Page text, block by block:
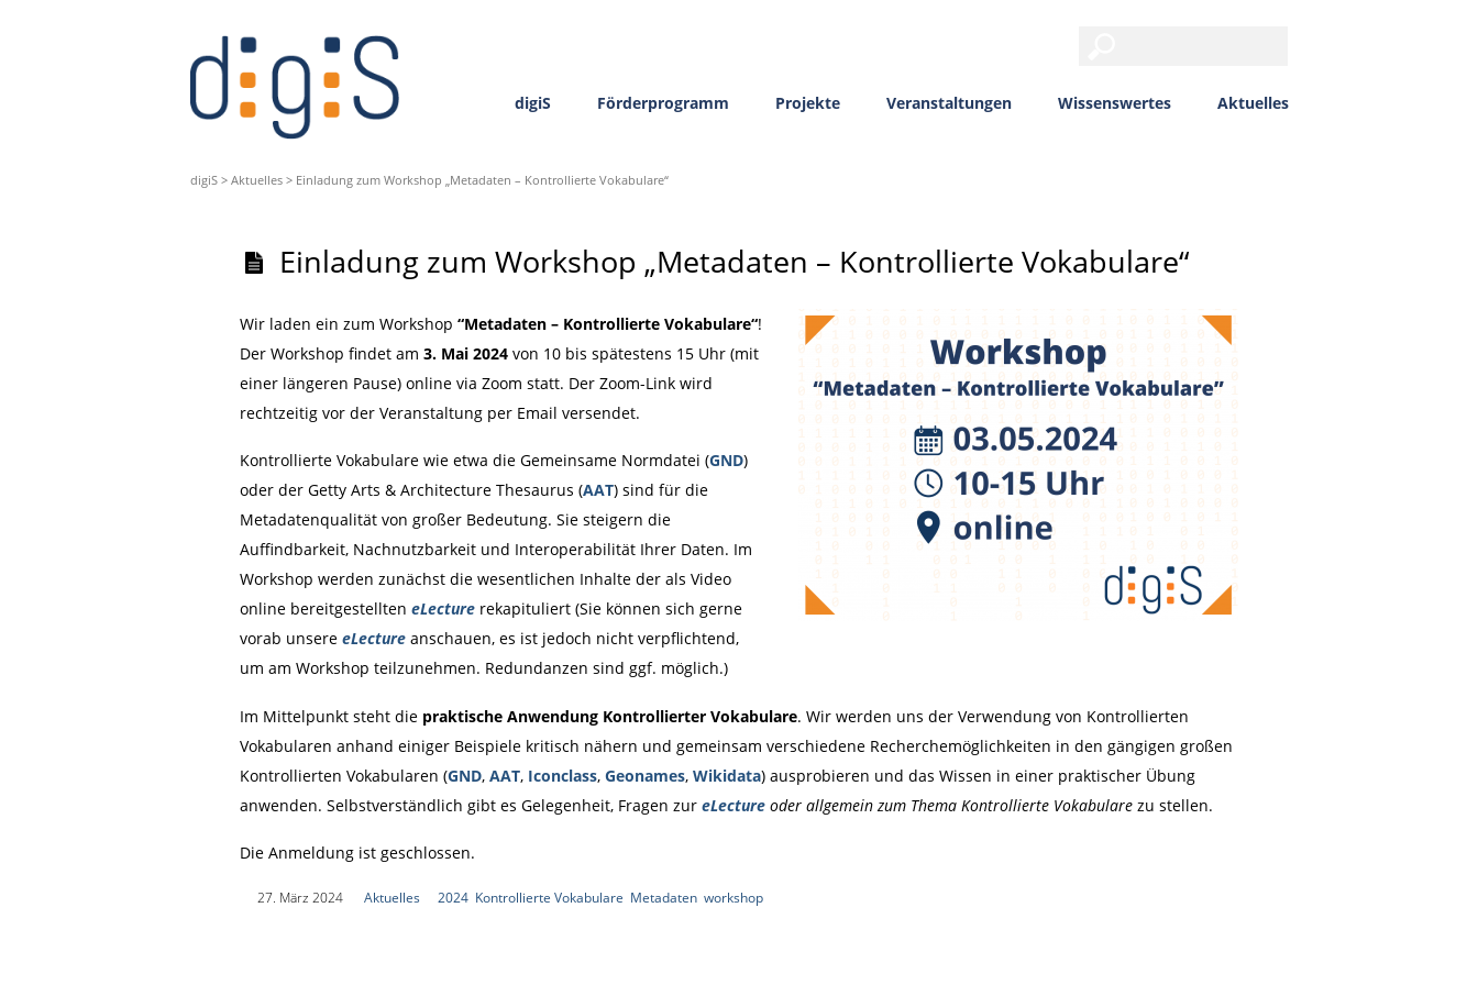
digiS Förderprogramm Projekte Veranstaltungen Wissenswertes Aktuelles
digiS > Aktuelles > Einladung zum Workshop „Metadaten – Kontrollierte Vokabulare“
Einladung zum Workshop „Metadaten – Kontrollierte Vokabulare“
Wir laden ein zum Workshop “Metadaten – Kontrollierte Vokabulare“!
Der Workshop findet am 3. Mai 2024von 10 bis spätestens 15 Uhr (mit
einer längeren Pause) online via Zoom statt. Der Zoom-Link wird
rechtzeitig vor der Veranstaltung per Email versendet.
Kontrollierte Vokabulare wie etwa die Gemeinsame Normdatei (GND)
oder der Getty Arts & Architecture Thesaurus (AAT) sind für die
Metadatenqualität von großer Bedeutung. Sie steigern die
Auffindbarkeit, Nachnutzbarkeit und Interoperabilität Ihrer Daten. Im
Workshop werden zunächst die wesentlichen Inhalte der als Video
online bereitgestellten eLecturerekapituliert (Sie können sich gerne
vorab unsere eLectureanschauen, es ist jedoch nicht verpflichtend,
um am Workshop teilzunehmen. Redundanzen sind ggf. möglich.)
Im Mittelpunkt steht die praktische Anwendung Kontrollierter Vokabulare. Wir werden uns der Verwendung von Kontrollierten
Vokabularen anhand einiger Beispiele kritisch nähern und gemeinsam verschiedene Recherchemöglichkeiten in den gängigen großen
Kontrollierten Vokabularen (GND, AAT, Iconclass, Geonames, Wikidata) ausprobieren und das Wissen in einer praktischer Übung
anwenden. Selbstverständlich gibt es Gelegenheit, Fragen zur eLecture oder allgemein zum Thema Kontrollierte Vokabularezu stellen.
Die Anmeldung ist geschlossen.
27. März 2024 Aktuelles 2024, Kontrollierte Vokabulare Metadaten, workshop